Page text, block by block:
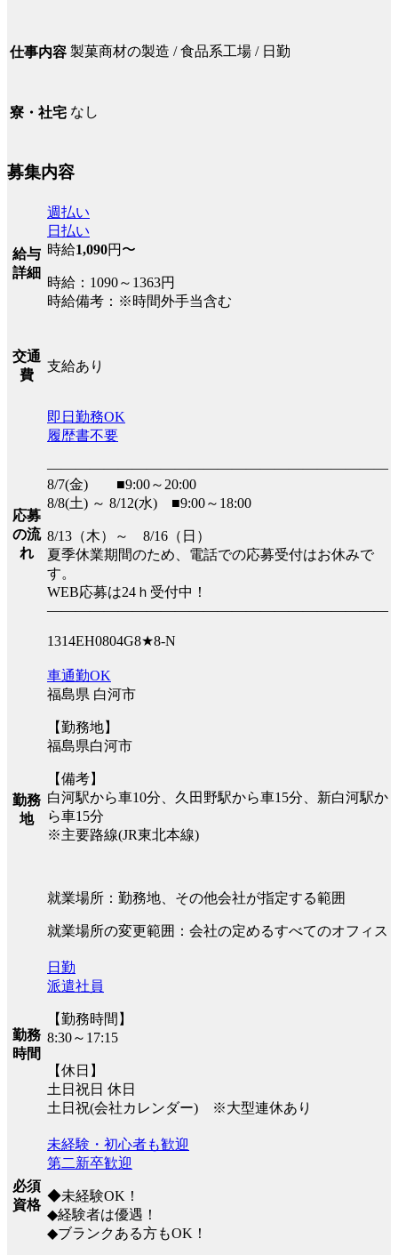
仕事内容 製菓商材の製造 / 食品系工場 / 日勤
寮・社宅 なし
募集内容
給与
詳細
週払い
日払い
時給1,090円〜
時給：1090～1363円
時給備考：※時間外手当含む
交通
費
支給あり
応募
の流
れ
即日勤務OK
履歴書不要
――――――――――――――――――――――――
8/7(金) ■9:00～20:00
8/8(土) ～ 8/12(水) ■9:00～18:00
8/13（木）～ 8/16（日）
夏季休業期間のため、電話での応募受付はお休みで
す。
WEB応募は24ｈ受付中！
――――――――――――――――――――――――
1314EH0804G8★8-N
勤務
地
車通勤OK
福島県 白河市
【勤務地】
福島県白河市
【備考】
白河駅から車10分、久田野駅から車15分、新白河駅か
ら車15分
※主要路線(JR東北本線)
就業場所：勤務地、その他会社が指定する範囲
就業場所の変更範囲：会社の定めるすべてのオフィス
勤務
時間
日勤
派遣社員
【勤務時間】
8:30～17:15
【休日】
土日祝日 休日
土日祝(会社カレンダー) ※大型連休あり
必須
資格
未経験・初心者も歓迎
第二新卒歓迎
◆未経験OK！
◆経験者は優遇！
◆ブランクある方もOK！